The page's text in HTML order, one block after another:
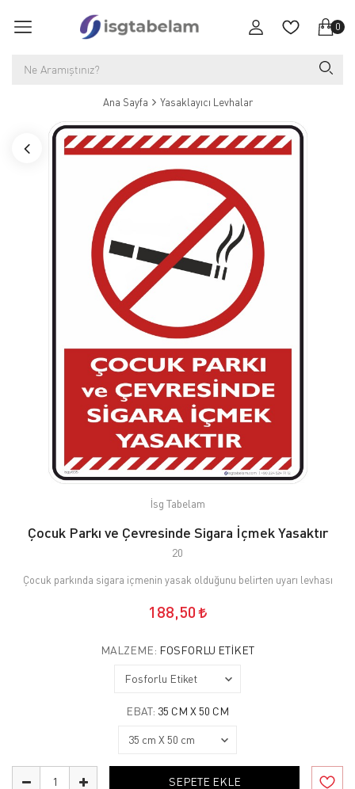
0
Ana Sayfa Yasaklayıcı Levhalar
İsg Tabelam
Çocuk Parkı ve Çevresinde Sigara İçmek Yasaktır
20
Çocuk parkında sigara içmenin yasak olduğunu belirten uyarı levhası
188,50
MALZEME: FOSFORLU ETIKET
EBAT: 35 CM X 50 CM
SEPETE EKLE